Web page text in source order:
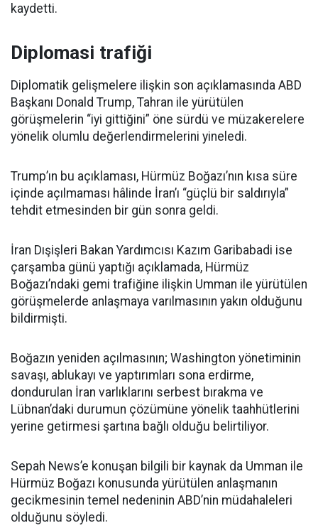
kaydetti.
Diplomasi trafiği
Diplomatik gelişmelere ilişkin son açıklamasında ABD
Başkanı Donald Trump, Tahran ile yürütülen
görüşmelerin “iyi gittiğini” öne sürdü ve müzakerelere
yönelik olumlu değerlendirmelerini yineledi.
Trump’ın bu açıklaması, Hürmüz Boğazı’nın kısa süre
içinde açılmaması hâlinde İran’ı “güçlü bir saldırıyla”
tehdit etmesinden bir gün sonra geldi.
İran Dışişleri Bakan Yardımcısı Kazım Garibabadi ise
çarşamba günü yaptığı açıklamada, Hürmüz
Boğazı’ndaki gemi trafiğine ilişkin Umman ile yürütülen
görüşmelerde anlaşmaya varılmasının yakın olduğunu
bildirmişti.
Boğazın yeniden açılmasının; Washington yönetiminin
savaşı, ablukayı ve yaptırımları sona erdirme,
dondurulan İran varlıklarını serbest bırakma ve
Lübnan’daki durumun çözümüne yönelik taahhütlerini
yerine getirmesi şartına bağlı olduğu belirtiliyor.
Sepah News’e konuşan bilgili bir kaynak da Umman ile
Hürmüz Boğazı konusunda yürütülen anlaşmanın
gecikmesinin temel nedeninin ABD’nin müdahaleleri
olduğunu söyledi.